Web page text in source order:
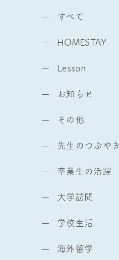
すべて
HOMESTAY
Lesson
お知らせ
その他
先生のつぶやき
卒業生の活躍
大学訪問
学校生活
海外留学